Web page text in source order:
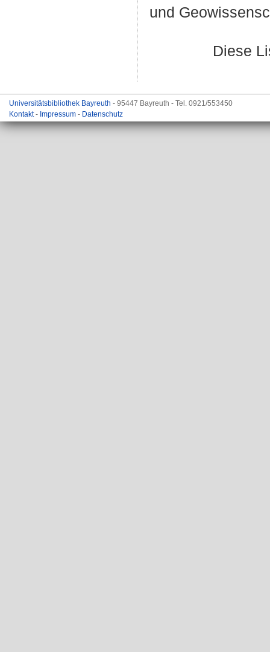
und
Diese
Universitätsbibliothek Bayreuth - 95447 Bayreuth - Tel. 0921/553450
Kontakt- Impressum - Datenschutz